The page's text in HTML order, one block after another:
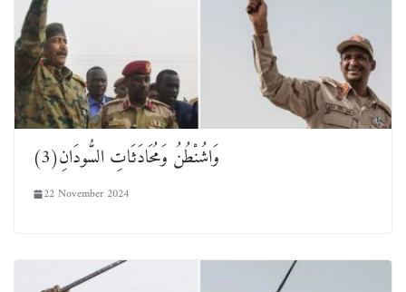
وَاشُنْطُنُ وَمُحَادَثَاتِ السُّودَانِ(3)
22 November 2024